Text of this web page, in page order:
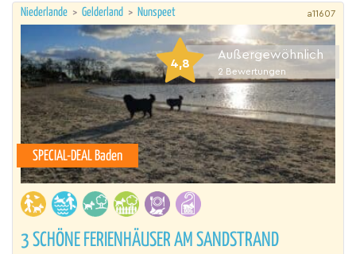
Niederlande > Gelderland > Nunspeet a11607
4,8
Außergewöhnlich
2 Bewertungen
SPECIAL-DEAL Baden
3 SCHÖNE FERIENHÄUSER AM SANDSTRAND